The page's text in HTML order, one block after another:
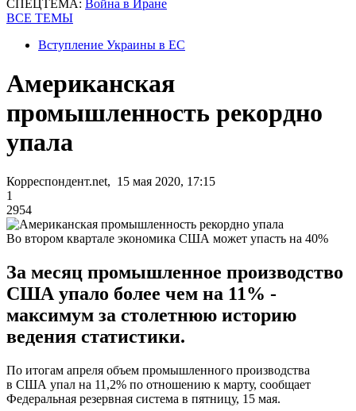
СПЕЦТЕМА: Война в Иране
ВСЕ ТЕМЫ
Вступление Украины в ЕС
Американская
промышленность рекордно
упала
Корреспондент.net, 15 мая 2020, 17:15
1
2954
Во втором квартале экономика США может упасть на 40%
За месяц промышленное производство
США упало более чем на 11% -
максимум за столетнюю историю
ведения статистики.
По итогам апреля объем промышленного производства
в США упал на 11,2% по отношению к марту, сообщает
Федеральная резервная система в пятницу, 15 мая.